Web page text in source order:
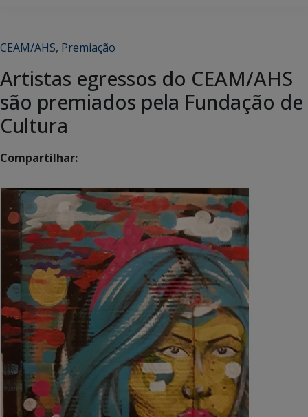
CEAM/AHS, Premiação
Artistas egressos do CEAM/AHS
são premiados pela Fundação de
Cultura
Compartilhar: